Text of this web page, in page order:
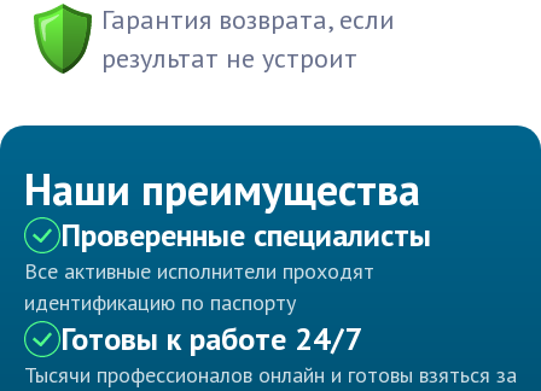
Гарантия возврата, если
результат не устроит
Наши преимущества
Проверенные специалисты
Все активные исполнители проходят
идентификацию по паспорту
Готовы к работе 24/7
Тысячи профессионалов онлайн и готовы взяться за